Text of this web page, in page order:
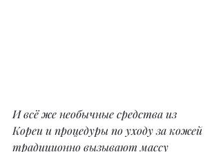
И всё же необычные средства из
Кореи и процедуры по уходу за кожей
традиционно вызывают массу